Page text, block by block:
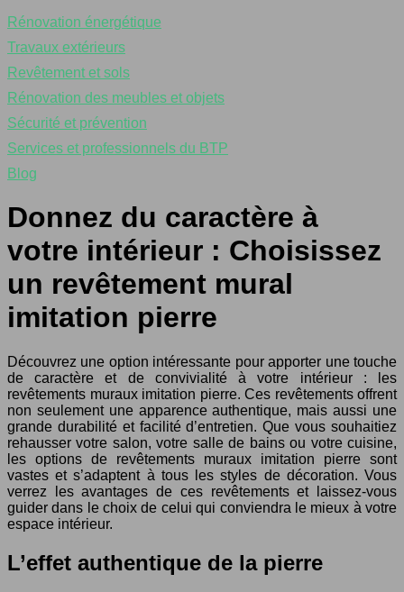
Rénovation énergétique
Travaux extérieurs
Revêtement et sols
Rénovation des meubles et objets
Sécurité et prévention
Services et professionnels du BTP
Blog
Donnez du caractère à
votre intérieur : Choisissez
un revêtement mural
imitation pierre
Découvrez une option intéressante pour apporter une touche
de caractère et de convivialité à votre intérieur : les
revêtements muraux imitation pierre. Ces revêtements offrent
non seulement une apparence authentique, mais aussi une
grande durabilité et facilité d’entretien. Que vous souhaitiez
rehausser votre salon, votre salle de bains ou votre cuisine,
les options de revêtements muraux imitation pierre sont
vastes et s’adaptent à tous les styles de décoration. Vous
verrez les avantages de ces revêtements et laissez-vous
guider dans le choix de celui qui conviendra le mieux à votre
espace intérieur.
L’effet authentique de la pierre